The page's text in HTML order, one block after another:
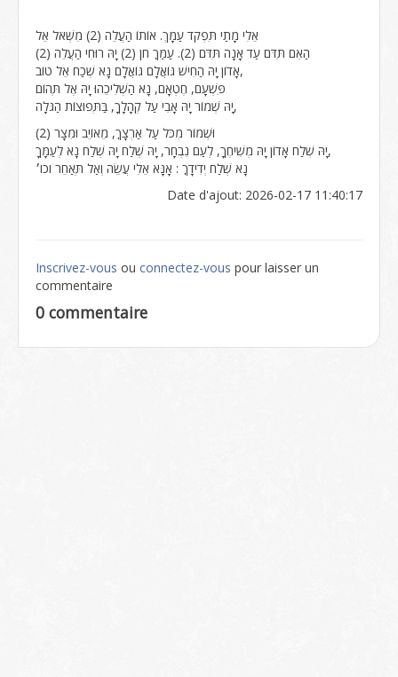
אֵלִי מָתַי תִּפְקֹד עַמָּךְ. אוֹתוֹ הַעֲלֵה (2) מִשְּׁאֹל אֵל
הַאִם תִּדֹּם עַד אָנָה תִּדֹּם (2). עַמַּךֽ חֹן (2) יָהּ רוּחִי הַעֲלֵה (2)
אָדוֹן יָהּ הַחִישׁ גּוֹאֲלָם גּוֹאֲלָם נָא שְׁכַח אֵל טוֹב,
פִּשְׁעָם, חֶטְאָם, נָא הַשְׁלִיכֵהוּ יָהּ אֶל תְּהוֹם
יָהּ שְׁמוֹר יָהּ אָבִי עַל קְהָלָךָ, בַּתְּפוּצוֹת הַגֹּלָה,
וּשְׁמוֹר מִכֹּל עַל אַרְצָךֽ, מֵאוֹיֵב וּמִצָר (2)
יָהּ שְׁלַח אָדוֹן יָהּ מְשִׁיחֶךָ, לְעַם נִבְחָר, יָהּ שְׁלַח יָהּ שְׁלַח נָא לְעַמָּךָ,
נָא שְׁלַח יְדִידָךֽ : אָנָּא אֵלִי עֲשֵׂה וְאַל תְּאַחֵר וכו׳
Date d'ajout: 2026-02-17 11:40:17
Inscrivez-vous ou connectez-vous pour laisser un
commentaire
0 commentaire